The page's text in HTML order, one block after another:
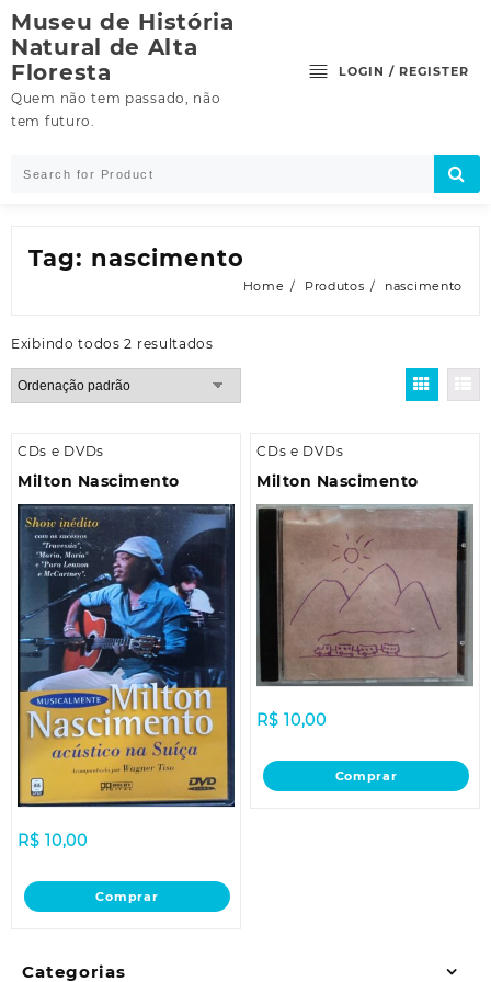
Skip
to
content
Museu de História
Natural de Alta
Floresta
Quem não tem passado, não
tem futuro.
LOGIN / REGISTER
Categorias
Tag: nascimento
Home Produtos nascimento
Exibindo todos 2 resultados
CDs e DVDs
Milton Nascimento
R$ 10,00
Comprar
CDs e DVDs
Milton Nascimento
R$ 10,00
Comprar